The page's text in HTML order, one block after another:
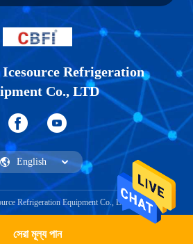
সেরা মূল্য পান
Icesource Refrigeration
Co., LTD
Refrigeration Equipment Co., LTD